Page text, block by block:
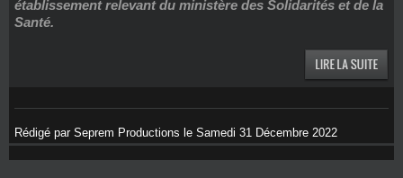
établissement relevant du ministère des Solidarités et de la
Santé.
Rédigé par Seprem Productions le Samedi 31 Décembre 2022